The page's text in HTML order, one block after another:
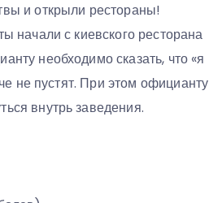
и открыли рестораны!
начали с киевского ресторана
необходимо сказать, что «я
не пустят. При этом официанту
внутрь заведения.